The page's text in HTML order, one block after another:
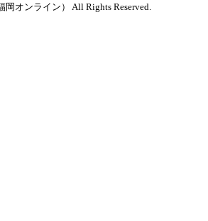
オンライン） All Rights Reserved.